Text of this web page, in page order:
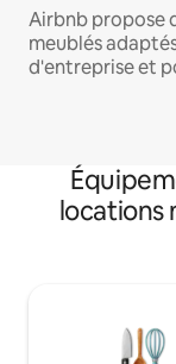
Airbnb propose
meublés
d'entreprise et
locations